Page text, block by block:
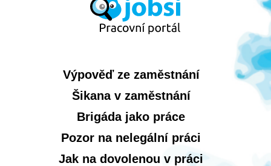
Výpověď ze zaměstnání
Šikana v zaměstnání
Brigáda jako práce
Pozor na nelegální práci
Jak na dovolenou v práci